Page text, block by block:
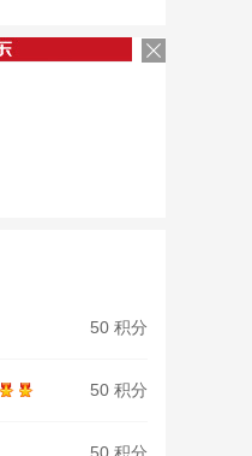
50 积分
50 积分